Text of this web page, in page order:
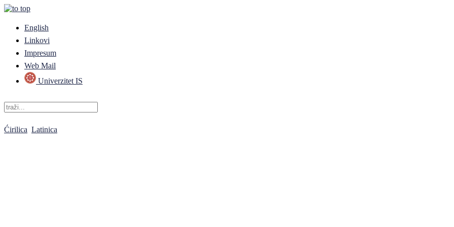
English
Linkovi
Impresum
Web Mail
Univerzitet IS
Ćirilica Latinica